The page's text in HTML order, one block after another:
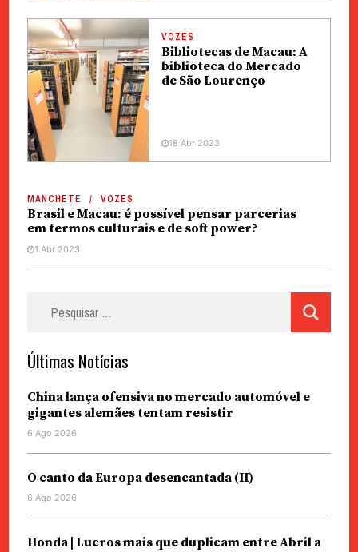
VOZES
Bibliotecas de Macau: A
biblioteca do Mercado
de São Lourenço
18 Abr 2023
MANCHETE VOZES
Brasil e Macau: é possível pensar parcerias
em termos culturais e de soft power?
1 Abr 2023
Últimas Notícias
China lança ofensiva no mercado automóvel e
gigantes alemães tentam resistir
6 Ago 2026
O canto da Europa desencantada (II)
6 Ago 2026
Honda | Lucros mais que duplicam entre Abril a